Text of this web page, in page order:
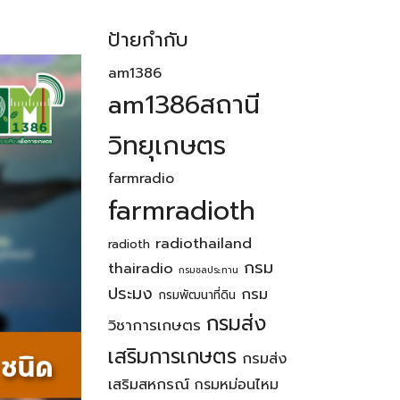
ป้ายกำกับ
am1386
am1386สถานี
วิทยุเกษตร
farmradio
farmradioth
radioth radiothailand
thairadio กรมชลประทาน กรม
ประมง กรมพัฒนาที่ดิน กรม
วิชาการเกษตร กรมส่ง
เสริมการเกษตร กรมส่ง
เสริมสหกรณ์ กรมหม่อนไหม